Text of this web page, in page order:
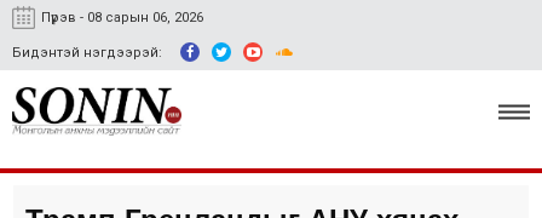
Пүрэв - 08 сарын 06, 2026
Бидэнтэй нэгдээрэй: